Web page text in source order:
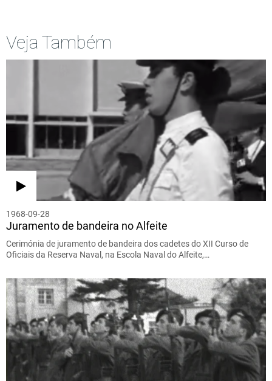
Veja Também
1968-09-28
Juramento de bandeira no Alfeite
Cerimónia de juramento de bandeira dos cadetes do XII Curso de
Oficiais da Reserva Naval, na Escola Naval do Alfeite,…